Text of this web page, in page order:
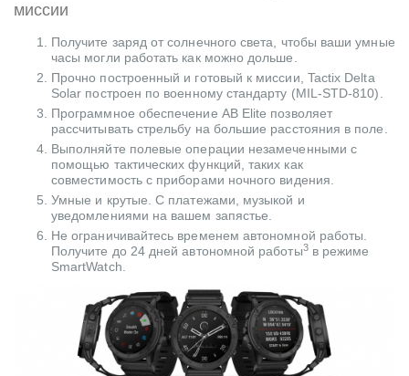
миссии
Получите заряд от солнечного света, чтобы ваши умные
часы могли работать как можно дольше.
Прочно построенный и готовый к миссии, Tactix Delta
Solar построен по военному стандарту (MIL-STD-810).
Программное обеспечение AB Elite позволяет
рассчитывать стрельбу на большие расстояния в поле.
Выполняйте полевые операции незамеченными с
помощью тактических функций, таких как
совместимость с приборами ночного видения.
Умные и крутые. С платежами, музыкой и
уведомлениями на вашем запястье.
Не ограничивайтесь временем автономной работы.
Получите до 24 дней автономной работы3в режиме
SmartWatch.